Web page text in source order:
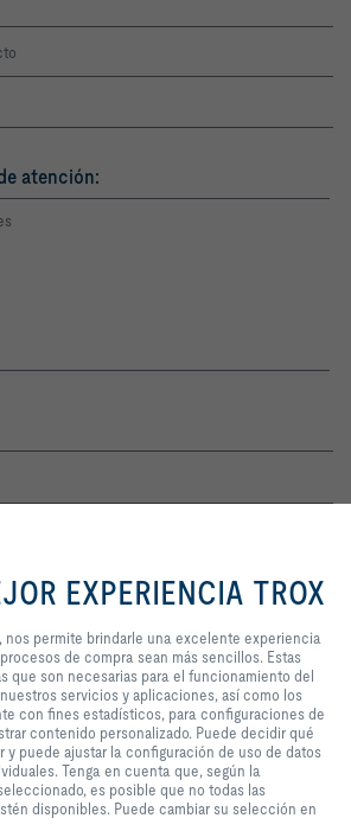
atención:
sean guardados en cumplimiento con la
datos de TROX.
Condiciones de contratación
permite brindarle una excelente
experiencia en el sitio web y que
sencillos. Estas cookies incluyen
aquellas que son necesarias para
el funcionamiento del sitio y para
el control de nuestros servicios y
aplicaciones, así como los que se
utilizan únicamente con fines
estadísticos, para configuraciones
de conveniencia o para mostrar
contenido personalizado. Puede
decidir qué categorías desea
EXPERIENCIA TROX
nos permite brindarle una excelente experiencia
de compra sean más sencillos. Estas
que son necesarias para el funcionamiento del
servicios y aplicaciones, así como los
con fines estadísticos, para configuraciones de
contenido personalizado. Puede decidir qué
y puede ajustar la configuración de uso de datos
Tenga en cuenta que, según la
es posible que no todas las
disponibles. Puede cambiar su selección en